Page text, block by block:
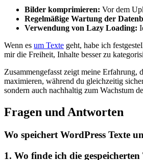
Bilder ‍komprimieren: Vor dem
Regelmäßige Wartung ‌der
Verwendung von Lazy Loading:
Wenn es‍ um Texte geht, habe ich
mir die Freiheit, Inhalte besser zu
Zusammengefasst​ zeigt meine
‌maximieren, während du gleichzeitig
sondern auch nachhaltig zum Wachstum
Fragen und⁤ Antworten
Wo speichert ‍WordPress Texte
1. ‌Wo ⁢finde ⁣ich die